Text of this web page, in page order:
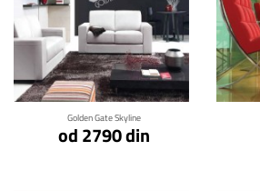
Golden Gate Skyline
od 2790 din
Klikni za detalje